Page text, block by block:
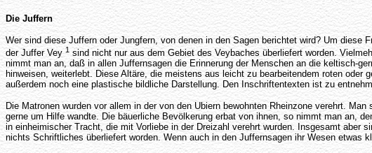
Die Juffern
Wer sind diese Juffern oder Jungfern, von denen in den Sagen berichtet wird? Um
der Juffer Vey 1 sind nicht nur aus dem Gebiet des Veybaches überliefert worden.
nimmt man an, daß in allen Juffernsagen die Erinnerung der Menschen an die keltisch-
hinweisen, weiterlebt. Diese Altäre, die meistens aus leicht zu bearbeitendem roten
außerdem noch eine plastische bildliche Darstellung. Den Inschriftentexten ist zu
Die Matronen wurden vor allem in der von den Ubiern bewohnten Rheinzone verehrt.
gerne um Hilfe wandte. Die bäuerliche Bevölkerung erbat von ihnen, so nimmt man an,
in einheimischer Tracht, die mit Vorliebe in der Dreizahl verehrt wurden. Insgesamt aber
nichts Schriftliches überliefert worden. Wenn auch in den Juffernsagen ihr Wesen